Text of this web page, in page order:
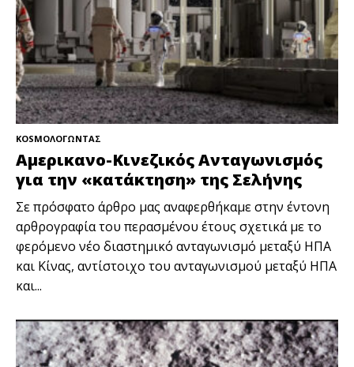
KOSMOΛΟΓΩΝΤΑΣ
Αμερικανο-Κινεζικός Ανταγωνισμός
για την «κατάκτηση» της Σελήνης
Σε πρόσφατο άρθρο μας αναφερθήκαμε στην έντονη
αρθρογραφία του περασμένου έτους σχετικά με το
φερόμενο νέο διαστημικό ανταγωνισμό μεταξύ ΗΠΑ
και Κίνας, αντίστοιχο του ανταγωνισμού μεταξύ ΗΠΑ
και...